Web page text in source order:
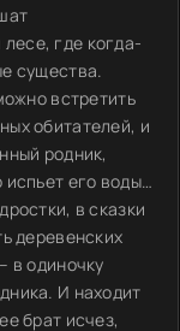
где когда-
существа.
встретить
обитателей, и
родник,
его воды…
в сказки
деревенских
в одиночку
И находит
брат исчез,